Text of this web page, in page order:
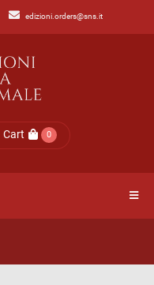
edizioni.orders@sns.it
Cart 0